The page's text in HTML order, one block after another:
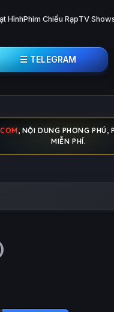
HìnhPhim Chiếu RạpTV
☰ TELEGRAM
, NỘI DUNG PHONG PHÚ,
MIỄN PHÍ.